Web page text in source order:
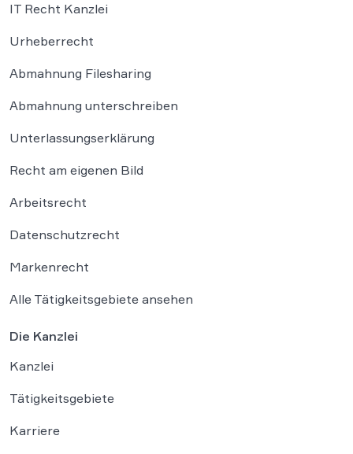
IT Recht Kanzlei
Urheberrecht
Abmahnung Filesharing
Abmahnung unterschreiben
Unterlassungserklärung
Recht am eigenen Bild
Arbeitsrecht
Datenschutzrecht
Markenrecht
Alle Tätigkeitsgebiete ansehen
Die Kanzlei
Kanzlei
Tätigkeitsgebiete
Karriere